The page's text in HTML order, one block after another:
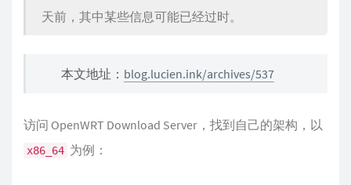
天前，其中某些信息可能已经过时。
本文地址： blog.lucien.ink/archives/537
访问 OpenWRT Download Server，找到自己的架构，以
x86_64 为例：